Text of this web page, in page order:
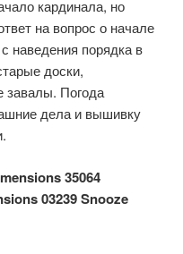
кардинала, но
на вопрос о начале
наведения порядка в
доски,
завалы. Погода
дела и вышивку
35064
03239 Snooze